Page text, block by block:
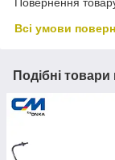
Повернення
Всі умови
Подібні товари